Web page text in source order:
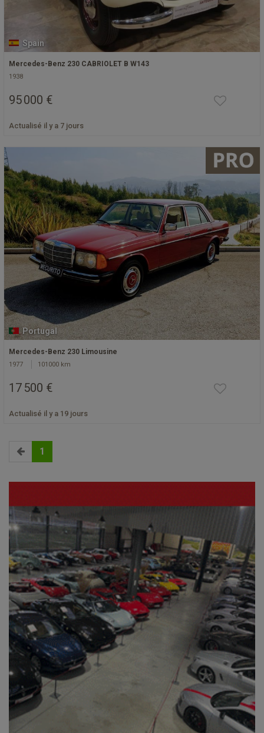
Spain
Mercedes-Benz 230 CABRIOLET B W143
1938
95 000 €
Actualisé il y a 7 jours
Portugal
Mercedes-Benz 230 Limousine
1977 101000 km
17 500 €
Actualisé il y a 19 jours
1